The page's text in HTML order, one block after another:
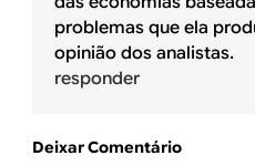
problemas que ela
opinião dos analistas.
responder
Deixar Comentário